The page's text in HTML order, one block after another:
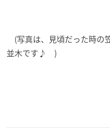
(写真は、見頃だった時の
並木です♪ )